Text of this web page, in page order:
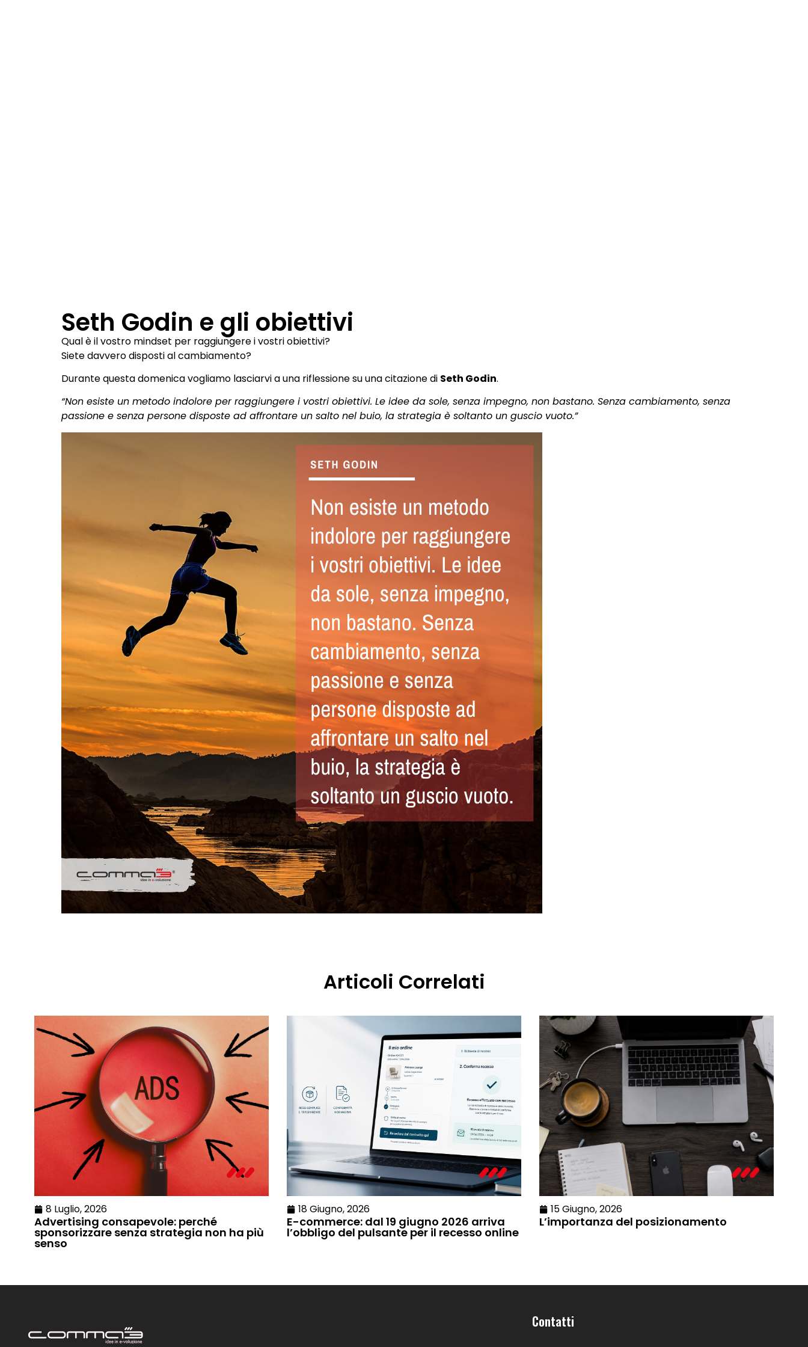
Seth Godin e gli obiettivi
Qual è il vostro mindset per raggiungere i vostri obiettivi?
Siete davvero disposti al cambiamento?
Durante questa domenica vogliamo lasciarvi a una riflessione su una citazione di Seth Godin.
“Non esiste un metodo indolore per raggiungere i vostri obiettivi. Le idee da sole, senza impegno, non bastano. Senza cambiamento, senza
passione e senza persone disposte ad affrontare un salto nel buio, la strategia è soltanto un guscio vuoto.”
Articoli Correlati
8 Luglio, 2026
Advertising consapevole: perché
sponsorizzare senza strategia non ha più
senso
18 Giugno, 2026
E-commerce: dal 19 giugno 2026 arriva
l’obbligo del pulsante per il recesso online
15 Giugno, 2026
L’importanza del posizionamento
Contatti